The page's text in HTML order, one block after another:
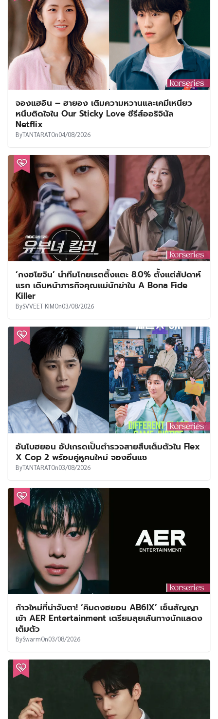
จองแฮอิน – ฮายอง เติมความหวานและเคมีเหนียว
หนึบติดใจใน Our Sticky Love ซีรีส์ออริจินัล
Netflix
ByTANTARATOn04/08/2026
‘กงฮโยจิน’ นำทีมโกยเรตติ้งแตะ 8.0% ตั้งแต่สัปดาห์
แรก เดินหน้าภารกิจคุณแม่นักฆ่าใน A Bona Fide
Killer
BySVVEET KIMOn03/08/2026
อันโบฮยอน อัปเกรดเป็นตำรวจสายสืบเต็มตัวใน Flex
X Cop 2 พร้อมคู่หูคนใหม่ จองอึนแช
ByTANTARATOn03/08/2026
ก้าวใหม่ที่น่าจับตา! ‘คิมดงฮยอน AB6IX’ เซ็นสัญญา
เข้า AER Entertainment เตรียมลุยเส้นทางนักแสดง
เต็มตัว
BySwarmOn03/08/2026